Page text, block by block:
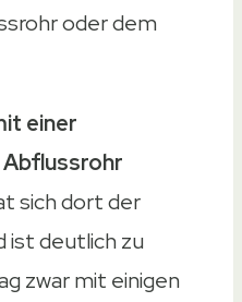
oder dem
einer
Abflussrohr
sich dort der
ist deutlich zu
zwar mit einigen